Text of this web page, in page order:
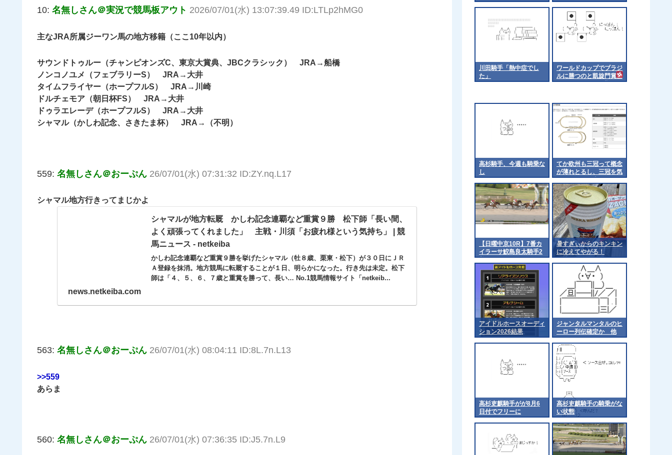
10: 名無しさん＠実況で競馬板アウト 2026/07/01(水) 13:07:39.49 ID:LTLp2hMG0
主なJRA所属ジーワン馬の地方移籍（ここ10年以内）
サウンドトゥルー（チャンピオンズC、東京大賞典、JBCクラシック） JRA→船橋
ノンコノユメ（フェブラリーS） JRA→大井
タイムフライヤー（ホープフルS） JRA→川崎
ドルチェモア（朝日杯FS） JRA→大井
ドゥラエレーデ（ホープフルS） JRA→大井
シャマル（かしわ記念、さきたま杯） JRA→（不明）
559: 名無しさん＠おーぷん 26/07/01(水) 07:31:32 ID:ZY.nq.L17
シャマル地方行きってまじかよ
シャマルが地方転厩 かしわ記念連覇など重賞９勝 松下師「長い間、
よく頑張ってくれました」 主戦・川須「お疲れ様という気持ち」 | 競
馬ニュース - netkeiba
かしわ記念連覇など重賞９勝を挙げたシャマル（牡８歳、栗東・松下）が３０日にＪＲ
Ａ登録を抹消。地方競馬に転厩することが１日、明らかになった。行き先は未定。松下
師は「４、５、６、７歳と重賞を勝って、長い… No.1競馬情報サイト「netkeib...
news.netkeiba.com
563: 名無しさん＠おーぷん 26/07/01(水) 08:04:11 ID:8L.7n.L13
>>559
あらま
560: 名無しさん＠おーぷん 26/07/01(水) 07:36:35 ID:J5.7n.L9
川田騎手「熱中症でし
た」
ワールドカップでブラジ
ルに勝つのと凱旋門賞勝
つのってどっちが難しい
高杉騎手、今週も騎乗な
し
てか欧州も三冠って概念
が薄れとるし、三冠を気
にするのは日本くらいに
なるんやろか 他
【日曜中京10R】7番カ
イラーサ鮫島良太騎手2
着
暑すぎぃからのキンキン
に冷えてやがる！
アイドルホースオーディ
ション2026結果
ジャンタルマンタルのヒ
ーロー列伝確定か 他
高杉吏麒騎手がが8月6
日付でフリーに
高杉吏麒騎手の騎乗がな
い状態